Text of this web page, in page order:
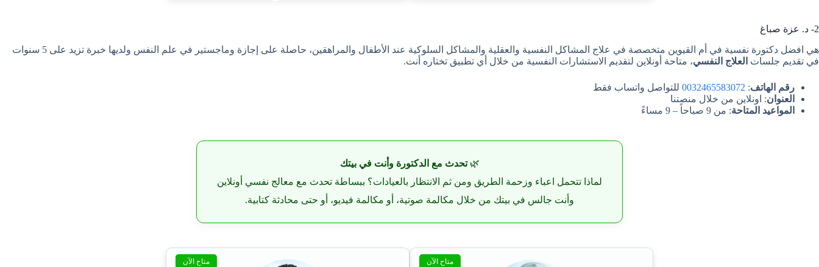
2- د. عزة صباغ
هي افضل دكتورة نفسية في أم القيوين متخصصة في علاج المشاكل النفسية والعقلية والمشاكل السلوكية عند الأطفال والمراهقين، حاصلة على إجازة وماجستير في علم النفس ولديها خبرة تزيد على 5 سنوات
في تقديم جلسات العلاج النفسي، متاحة أونلاين لتقديم الاستشارات النفسية من خلال أي تطبيق تختاره أنت.
رقم الهاتف:
0032465583072 للتواصل واتساب فقط
العنوان: اونلاين من خلال منصتنا
المواعيد المتاحة: من 9 صباحاً – 9 مساءً
🌿تحدث مع الدكتورة وأنت في بيتك
لماذا تتحمل اعباء وزحمة الطريق ومن ثم الانتظار بالعيادات؟ ببساطة تحدث مع معالج نفسي أونلاين
وأنت جالس في بيتك من خلال مكالمة صوتية، أو مكالمة فيديو، أو حتى محادثة كتابية.
متاح الآن متاح الآن